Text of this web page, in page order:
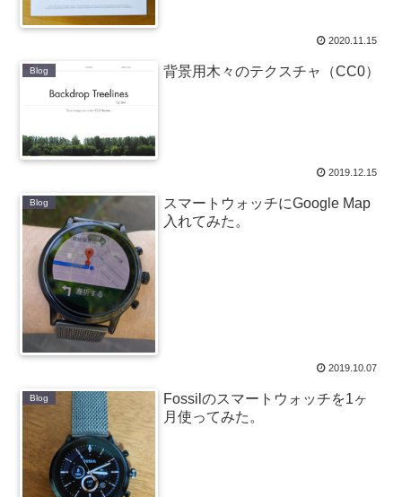
2020.11.15
Blog 背景用木々のテクスチャ（CC0）
2019.12.15
Blog
スマートウォッチにGoogle Map
入れてみた。
2019.10.07
Blog
Fossilのスマートウォッチを1ヶ
月使ってみた。